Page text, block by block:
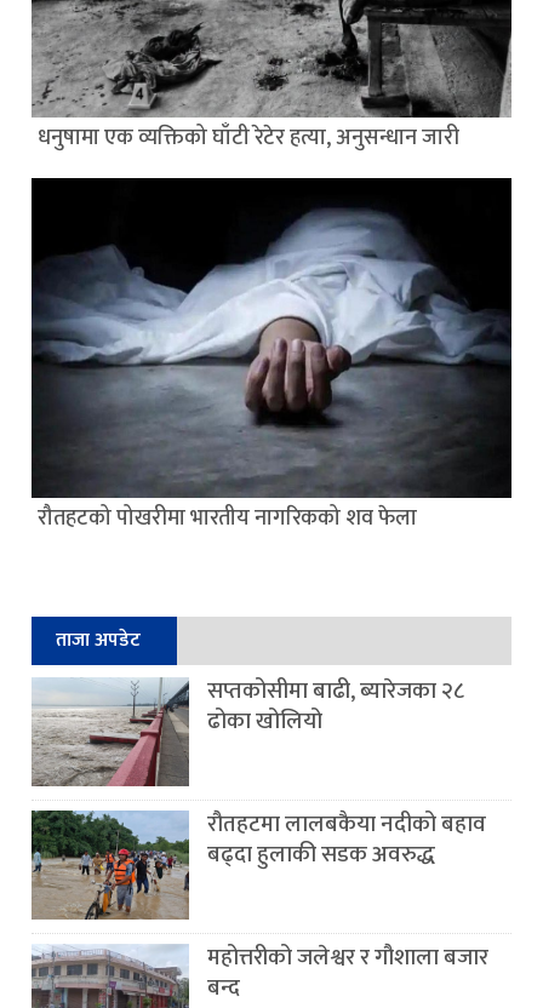
धनुषामा एक व्यक्तिको घाँटी रेटेर हत्या, अनुसन्धान जारी
रौतहटको पोखरीमा भारतीय नागरिकको शव फेला
ताजा अपडेट
सप्तकोसीमा बाढी, ब्यारेजका २८
ढोका खोलियो
रौतहटमा लालबकैया नदीको बहाव
बढ्दा हुलाकी सडक अवरुद्ध
महोत्तरीको जलेश्वर र गौशाला बजार
बन्द